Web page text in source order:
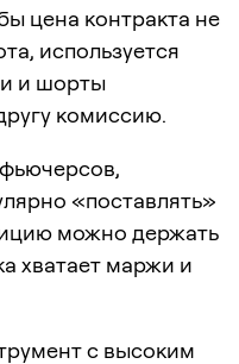
цена контракта не
используется
и шорты
комиссию.
«поставлять»
можно держать
хватает маржи и
с высоким